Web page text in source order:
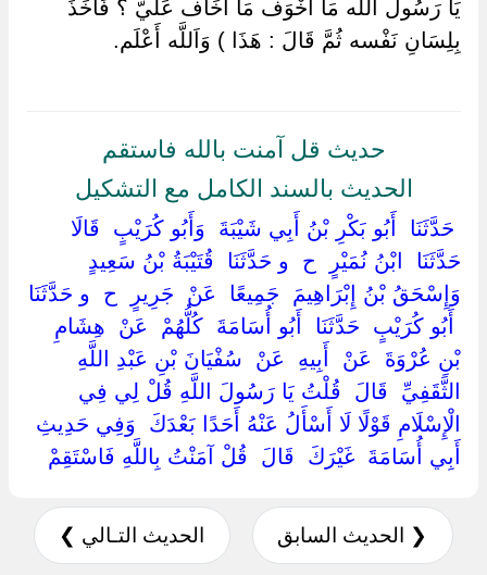
يَا رَسُول اللَّه مَا أَخْوَف مَا أَخَاف عَلَيّ ؟ فَأَخَذَ
بِلِسَانِ نَفْسه ثُمَّ قَالَ : هَذَا ) وَاَللَّه أَعْلَم.
حديث قل آمنت بالله فاستقم
الحديث بالسند الكامل مع التشكيل
‏ ‏حَدَّثَنَا ‏ ‏أَبُو بَكْرِ بْنُ أَبِي شَيْبَةَ ‏ ‏وَأَبُو كُرَيْبٍ ‏ ‏قَالَا
حَدَّثَنَا ‏ ‏ابْنُ نُمَيْرٍ ‏ ‏ح ‏ ‏و حَدَّثَنَا ‏ ‏قُتَيْبَةُ بْنُ سَعِيدٍ ‏
‏وَإِسْحَقُ بْنُ إِبْرَاهِيمَ ‏ ‏جَمِيعًا ‏ ‏عَنْ ‏ ‏جَرِيرٍ ‏ ‏ح ‏ ‏و حَدَّثَنَا
‏ ‏أَبُو كُرَيْبٍ ‏ ‏حَدَّثَنَا ‏ ‏أَبُو أُسَامَةَ ‏ ‏كُلُّهُمْ ‏ ‏عَنْ ‏ ‏هِشَامِ
بْنِ عُرْوَةَ ‏ ‏عَنْ ‏ ‏أَبِيهِ ‏ ‏عَنْ ‏ ‏سُفْيَانَ بْنِ عَبْدِ اللَّهِ
الثَّقَفِيِّ ‏ ‏قَالَ ‏ ‏قُلْتُ يَا رَسُولَ اللَّهِ قُلْ لِي فِي
الْإِسْلَامِ قَوْلًا لَا أَسْأَلُ عَنْهُ أَحَدًا بَعْدَكَ ‏ ‏وَفِي حَدِيثِ ‏
‏أَبِي أُسَامَةَ ‏ ‏غَيْرَكَ ‏ ‏قَالَ ‏ ‏قُلْ آمَنْتُ بِاللَّهِ فَاسْتَقِمْ ‏
❮ الحديث السابق الحديث التـالي ❯